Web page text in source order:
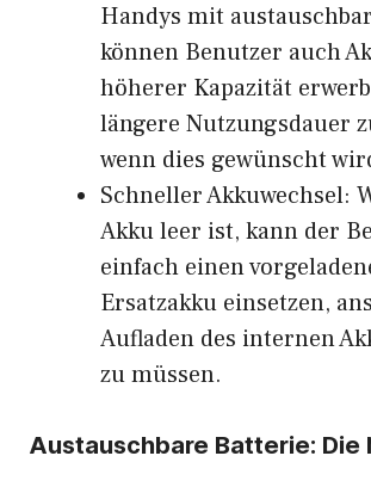
Handys mit
können Benutzer auch
höherer Kapazität
längere Nutzungsdauer
wenn dies gewünscht
Schneller Akkuwechsel:
Akku leer ist, kann der
einfach einen
Ersatzakku einsetzen,
Aufladen des internen
zu müssen.
Austauschbare Batterie: Die